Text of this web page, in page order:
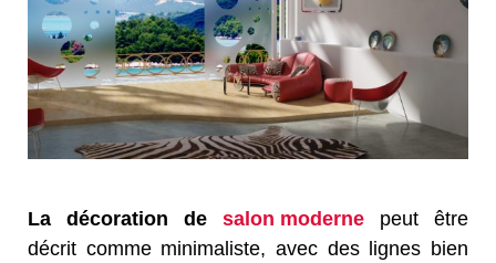
La décoration de salon moderne
peut être
décrit comme minimaliste, avec des lignes bien